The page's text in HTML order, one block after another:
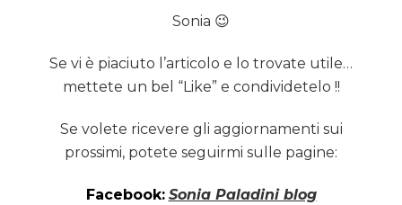
Sonia 😉
Se vi è piaciuto l’articolo e lo trovate utile…
mettete un bel “Like” e condividetelo !!
Se volete ricevere gli aggiornamenti sui
prossimi, potete seguirmi sulle pagine:
Facebook: Sonia Paladini blog